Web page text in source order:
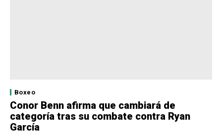
Boxeo
Conor Benn afirma que cambiará de
categoría tras su combate contra Ryan
García